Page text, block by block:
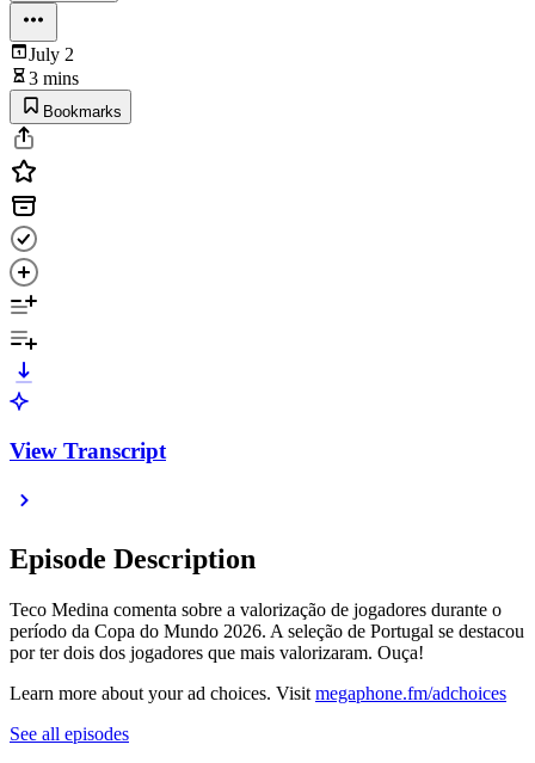
July 2
3 mins
Bookmarks
View Transcript
Episode Description
Teco Medina comenta sobre a valorização de jogadores durante o
período da Copa do Mundo 2026. A seleção de Portugal se destacou
por ter dois dos jogadores que mais valorizaram. Ouça!
Learn more about your ad choices. Visit megaphone.fm/adchoices
See all episodes